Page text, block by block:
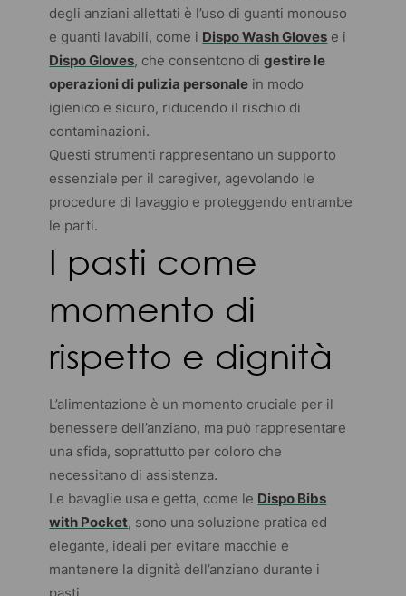
degli anziani allettati è l’uso di guanti monouso
e guanti lavabili, come i Dispo Wash Gloves e i
Dispo Gloves, che consentono digestire le
operazioni di pulizia personale in modo
igienico e sicuro, riducendo il rischio di
contaminazioni.
Questi strumenti rappresentano un supporto
essenziale per il caregiver, agevolando le
procedure di lavaggio e proteggendo entrambe
le parti.
I pasti come
momento di
rispetto e dignità
L’alimentazione è un momento cruciale per il
benessere dell’anziano, ma può rappresentare
una sfida, soprattutto per coloro che
necessitano di assistenza.
Le bavaglie usa e getta, come le Dispo Bibs
with Pocket, sono una soluzione pratica ed
elegante, ideali per evitare macchie e
mantenere la dignità dell’anziano durante i